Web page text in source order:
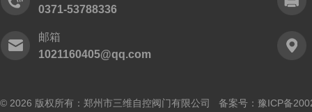
0371-53788336
邮箱
1021160405@qq.com
© 2026 版权所有：郑州市三维自控阀门有限公司 备案号： 豫ICP备